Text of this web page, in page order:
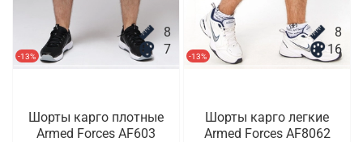
-13%
8
7
Шорты карго плотные
Armed Forces AF603
-13%
8
16
Шорты карго легкие
Armed Forces AF8062